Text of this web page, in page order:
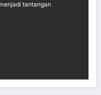
tantangan